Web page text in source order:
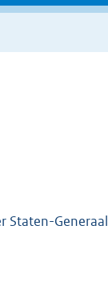
Staten-Generaal